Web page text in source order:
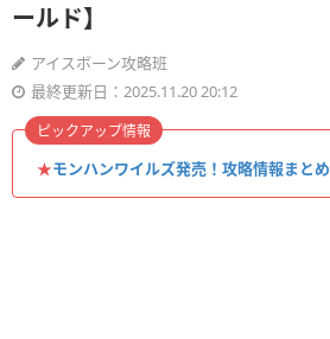
ールド】
アイスボーン攻略班
最終更新日：2025.11.20 20:12
★モンハンワイルズ発売！攻略情報まとめ
ピックアップ情報